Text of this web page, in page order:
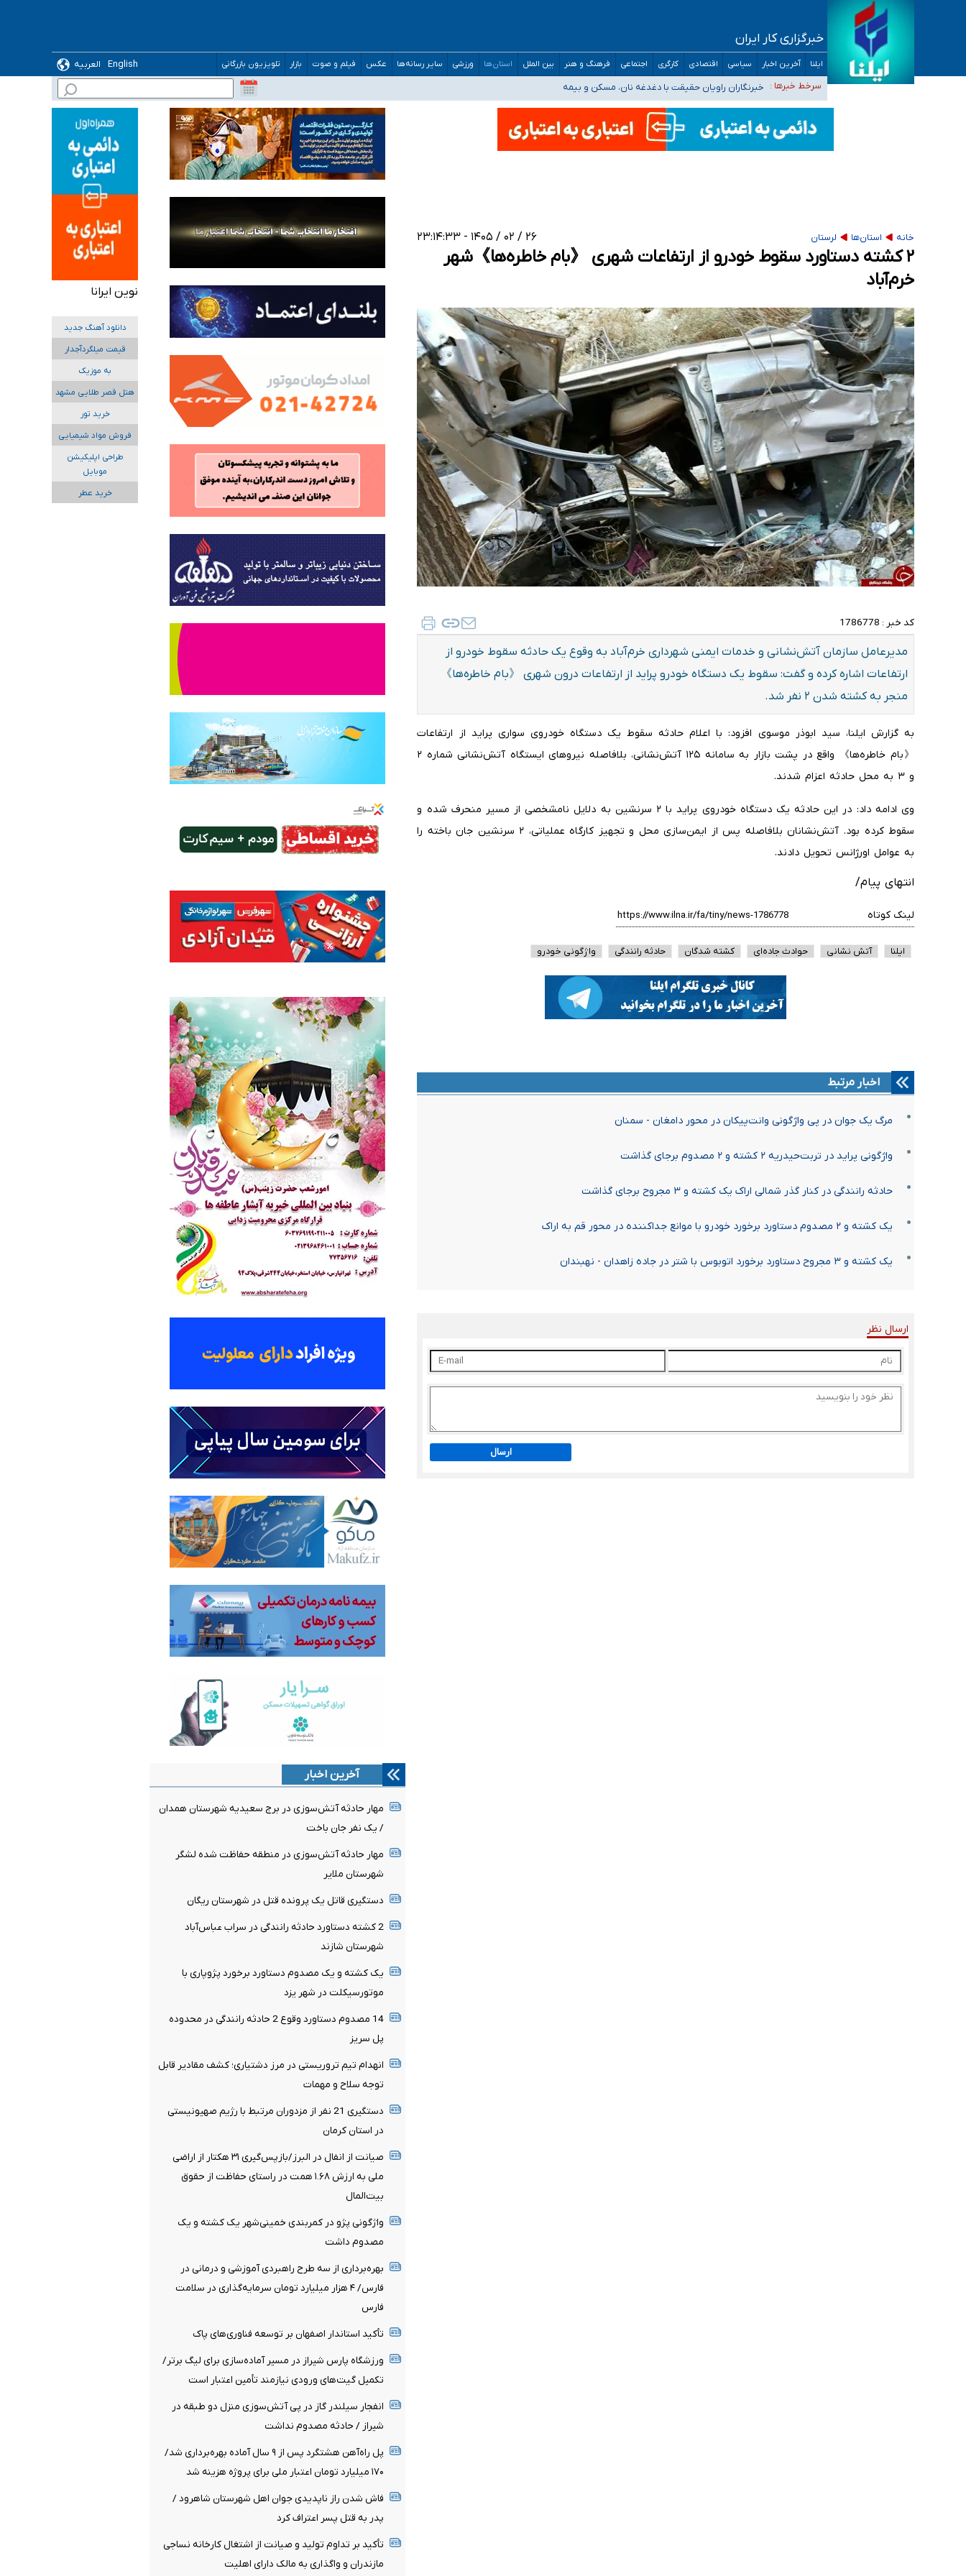
خبرگزاری کار ایران
ایلنا آخرین اخبار سیاسی اقتصادی کارگری اجتماعی فرهنگ و هنر بین الملل استان‌ها ورزشی سایر رسانه‌ها عکس فیلم و صوت بازار تلویزیون بازرگانی English
العربیه
سرخط خبرها :
تعویق آزمون ورودی دکترای تخصصی فرماندهی صحنه عملیات و دکترای تخصصی جغرافیای نظامی دافوس آجا
خبرنگاران راویان حقیقت با دغدغه نان، مسکن و بیمه
آخرین وضعیت شیوع عفونت‌های تنفسی در کشور/ خوزستان و کرمان بالاتر از آستانه هشدار
هیچ پرستاری بازداشت یا اخراج نشده است/ از رئیس جمهور خواستیم ورود کند
ثبت‌نام بخش عمده دانش‌آموزان مدارس ایرانی امارات در کشور/ درباره محصلان باقی‌مانده در دبی متناسب با شرایط جدید تصمیم‌گیری می‌شود
خانه استان‌ها لرستان ۲۶ / ۰۲ / ۱۴۰۵ - ۲۳:۱۴:۳۳
۲ کشته دستاورد سقوط خودرو از ارتفاعات شهری 《بام خاطره‌ها》شهر
خرم‌آباد
کد خبر : 1786778
مدیرعامل سازمان آتش‌نشانی و خدمات ایمنی شهرداری خرم‌آباد به وقوع یک حادثه سقوط خودرو از
ارتفاعات اشاره کرده و گفت: سقوط یک دستگاه خودرو پراید از ارتفاعات درون شهری 《بام خاطره‌ها》
منجر به کشته شدن ۲ نفر شد.
به گزارش ایلنا، سید ابوذر موسوی افزود: با اعلام حادثه سقوط یک دستگاه خودروی سواری پراید از ارتفاعات
《بام خاطره‌ها》 واقع در پشت بازار به سامانه ۱۲۵ آتش‌نشانی، بلافاصله نیروهای ایستگاه آتش‌نشانی شماره ۲
و ۳ به محل حادثه اعزام شدند.
وی ادامه داد: در این حادثه یک دستگاه خودروی پراید با ۲ سرنشین به دلایل نامشخصی از مسیر منحرف شده و
سقوط کرده بود. آتش‌نشانان بلافاصله پس از ایمن‌سازی محل و تجهیز کارگاه عملیاتی، ۲ سرنشین جان باخته را
به عوامل اورژانس تحویل دادند.
انتهای پیام/
لینک کوتاه
ایلنا آتش نشانی حوادث جاده‌ای کشته شدگان حادثه رانندگی واژگونی خودرو
اخبار مرتبط
مرگ یک جوان در پی واژگونی وانت‌پیکان در محور دامغان - سمنان
واژگونی پراید در تربت‌حیدریه ۲ کشته و ۲ مصدوم برجای گذاشت
حادثه رانندگی در کنار گذر شمالی اراک یک کشته و ۳ مجروح برجای گذاشت
یک کشته و ۲ مصدوم دستاورد برخورد خودرو با موانع جداکننده در محور قم به اراک
یک کشته و ۳ مجروح دستاورد برخورد اتوبوس با شتر در جاده زاهدان - نهبندان
ارسال نظر
ارسال
آخرین اخبار
مهار حادثه آتش‌سوزی در برج سعیدیه شهرستان همدان
/ یک نفر جان باخت
مهار حادثه آتش‌سوزی در منطقه حفاظت شده لشگر
شهرستان ملایر
دستگیری قاتل یک پرونده قتل در شهرستان ریگان
2 کشته دستاورد حادثه رانندگی در سراب عباس‌آباد
شهرستان شازند
یک کشته و یک مصدوم دستاورد برخورد پژوپاری با
موتورسیکلت در شهر یزد
14 مصدوم دستاورد وقوع 2 حادثه رانندگی در محدوده
پل سریز
انهدام تیم تروریستی در مرز دشتیاری؛ کشف مقادیر قابل
توجه سلاح و مهمات
دستگیری 21 نفر از مزدوران مرتبط با رژیم صهیونیستی
در استان کرمان
صیانت از انفال در البرز/بازپس‌گیری ۳۱ هکتار از اراضی
ملی به ارزش ۱.۶۸ همت در راستای حفاظت از حقوق
بیت‌المال
واژگونی پژو در کمربندی خمینی‌شهر یک کشته و یک
مصدوم داشت
بهره‌برداری از سه طرح راهبردی آموزشی و درمانی در
فارس/ ۴ هزار میلیارد تومان سرمایه‌گذاری در سلامت
فارس
تأکید استاندار اصفهان بر توسعه فناوری‌های پاک
ورزشگاه پارس شیراز در مسیر آماده‌سازی برای لیگ برتر/
تکمیل گیت‌های ورودی نیازمند تأمین اعتبار است
انفجار سیلندر گاز در پی آتش‌سوزی منزل دو طبقه در
شیراز / حادثه مصدوم نداشت
پل راه‌آهن هشتگرد پس از ۹ سال آماده بهره‌برداری شد/
۱۷۰ میلیارد تومان اعتبار ملی برای پروژه هزینه شد
فاش شدن راز ناپدیدی جوان اهل شهرستان شاهرود /
پدر به قتل پسر اعتراف کرد
تأکید بر تداوم تولید و صیانت از اشتغال کارخانه نساجی
مازندران و واگذاری به مالک دارای اهلیت
نوین ایرانا
دانلود آهنگ جدید
قیمت میلگردآجدار
به موزیک
هتل قصر طلایی مشهد
خرید تور
فروش مواد شیمیایی
طراحی اپلیکیشن
موبایل
خرید عطر